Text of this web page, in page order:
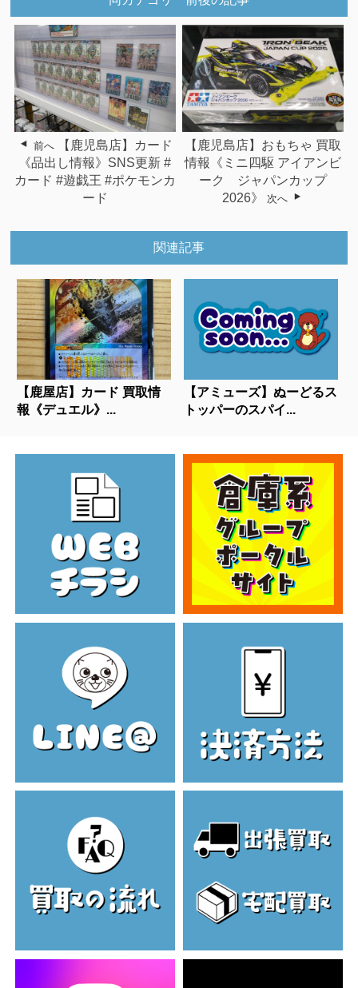
前へ
【鹿児島店】カード
《品出し情報》SNS更新 #
カード #遊戯王 #ポケモンカ
ード
【鹿児島店】おもちゃ 買取
情報《ミニ四駆 アイアンビ
ーク ジャパンカップ
2026》
次へ
関連記事
【鹿屋店】カード 買取情
報《デュエル》...
【アミューズ】ぬーどるス
トッパーのスパイ...